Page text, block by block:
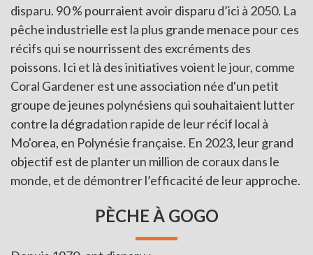
disparu. 90 % pourraient avoir disparu d’ici à 2050. La
pêche industrielle est la plus grande menace pour ces
récifs qui se nourrissent des excréments des
poissons. Ici et là des initiatives voient le jour, comme
Coral Gardener est une association née d'un petit
groupe de jeunes polynésiens qui souhaitaient lutter
contre la dégradation rapide de leur récif local à
Mo'orea, en Polynésie française. En 2023, leur grand
objectif est de planter un million de coraux dans le
monde, et de démontrer l’efficacité de leur approche.
PÈCHE À GOGO